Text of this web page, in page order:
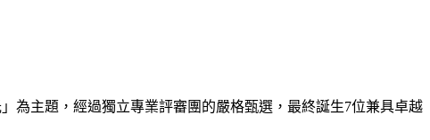
為主題，經過獨立專業評審團的嚴格甄選，最終誕生7位兼具卓越